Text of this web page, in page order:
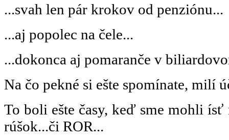
...svah len pár krokov od penziónu...
...aj popolec na čele...
...dokonca aj pomaranče v
Na čo pekné si ešte spomínate, milí
To boli ešte časy, keď sme mohli
rúšok...či ROR...